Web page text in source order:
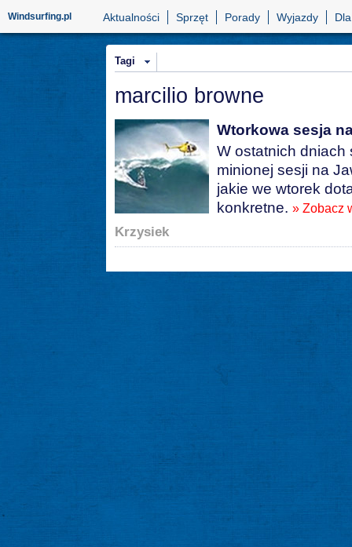
Windsurfing.pl Aktualności Sprzęt Porady Wyjazdy
Tagi
marcilio browne
Wtorkowa sesja
W ostatnich dniach
minionej sesji na
jakie we wtorek
konkretne. » Zobacz
Krzysiek